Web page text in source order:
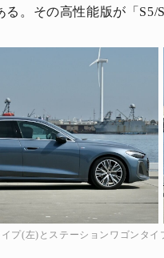
。その高性能版が「S5/
イプ(左)とステーションワゴンタ